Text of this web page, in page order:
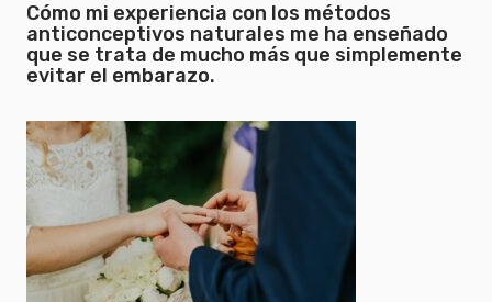
Cómo mi experiencia con los métodos
anticonceptivos naturales me ha enseñado
que se trata de mucho más que simplemente
evitar el embarazo.